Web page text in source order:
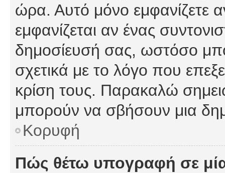
ώρα. Αυτό μόνο εμφανίζετε
εμφανίζεται αν ένας
δημοσίευσή σας, ωστόσο
σχετικά με το λόγο που
κρίση τους. Παρακαλώ
μπορούν να σβήσουν μια
Κορυφή
Πώς θέτω υπογραφή σε